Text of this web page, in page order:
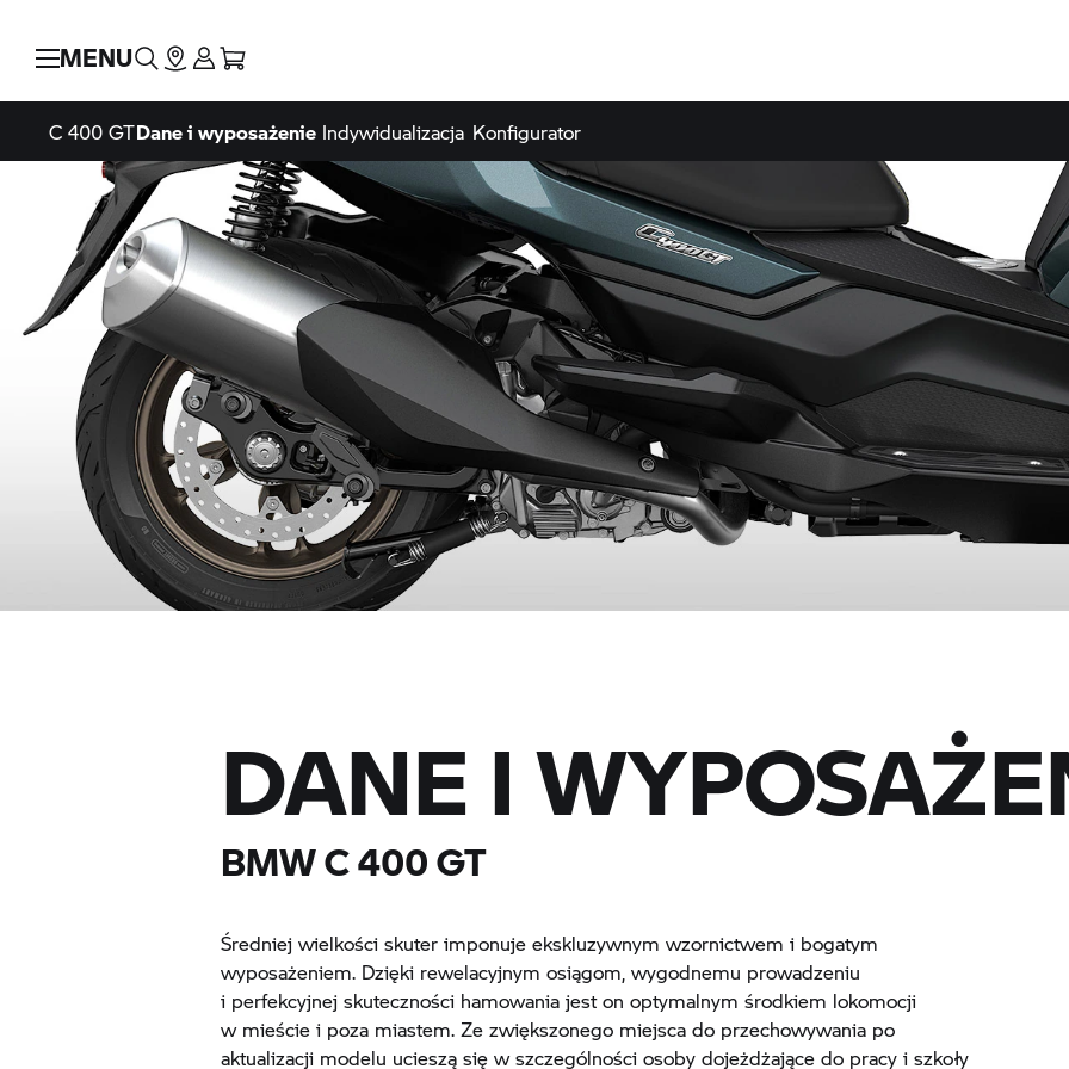
MENU
C 400 GTDane i wyposażenie Indywidualizacja Konfigurator
DANE I
BMWC 400 GT
Średniej wielkości skuter imponuje ekskluzywnym wzornictwem i bogatym
wyposażeniem. Dzięki rewelacyjnym osiągom, wygodnemu prowadzeniu
i perfekcyjnej skuteczności hamowania jest on optymalnym środkiem lokomocji
w mieście i poza miastem. Ze zwiększonego miejsca do przechowywania po
aktualizacji modelu ucieszą się w szczególności osoby dojeżdżające do pracy i szkoły